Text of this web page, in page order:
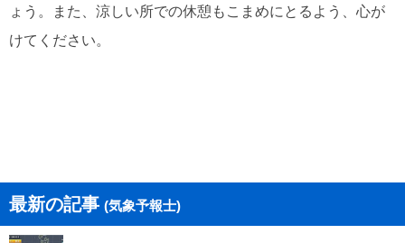
ょう。また、涼しい所での休憩もこまめにとるよう、心が
けてください。
最新の記事 (気象予報士)